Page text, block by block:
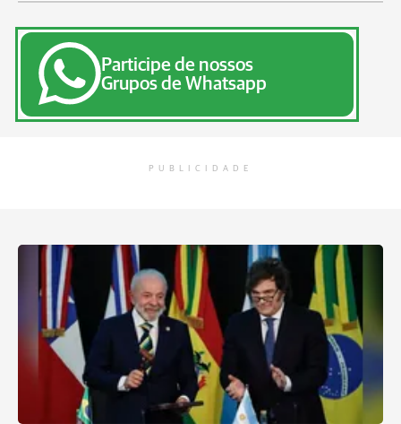
Participe de nossos
Grupos de Whatsapp
PUBLICIDADE